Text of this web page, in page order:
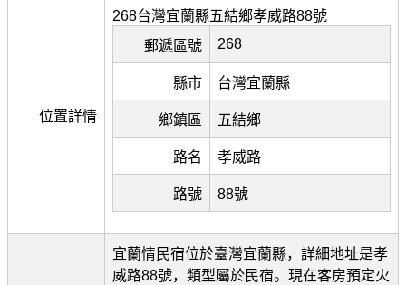
位置詳情
268台灣宜蘭縣五結鄉孝威路88號
郵遞區號
268
縣市 台灣宜蘭縣
鄉鎮區 五結鄉
路名 孝威路
路號 88號
宜蘭情民宿位於臺灣宜蘭縣，詳細地址是孝
威路88號，類型屬於民宿。現在客房預定火